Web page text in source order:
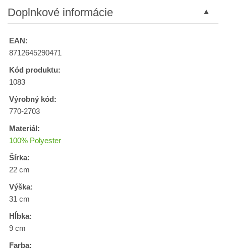
Doplnkové informácie
EAN:
8712645290471
Kód produktu:
1083
Výrobný kód:
770-2703
Materiál:
100% Polyester
Šírka:
22 cm
Výška:
31 cm
Hĺbka:
9 cm
Farba: